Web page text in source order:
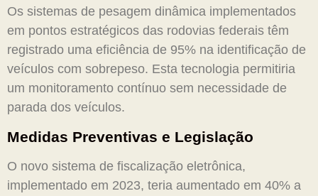
Os sistemas de pesagem dinâmica implementados
em pontos estratégicos das rodovias federais têm
registrado uma eficiência de 95% na identificação de
veículos com sobrepeso. Esta tecnologia permitiria
um monitoramento contínuo sem necessidade de
parada dos veículos.
Medidas Preventivas e Legislação
O novo sistema de fiscalização eletrônica,
implementado em 2023, teria aumentado em 40% a